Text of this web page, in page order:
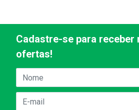
Cadastre-se para receber
ofertas!